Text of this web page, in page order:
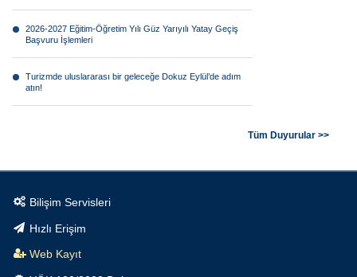
2026-2027 Eğitim-Öğretim Yılı Güz Yarıyılı Yatay Geçiş
Başvuru İşlemleri
Turizmde uluslararası bir geleceğe Dokuz Eylül’de adım
atın!
verin!
Tarımın geleceği teknolojiyle şekilleniyor.
Eylül’de yetişiyor.
Tüm Duyurular >>
Bilişim Servisleri
Hızlı Erişim
Web Kayıt